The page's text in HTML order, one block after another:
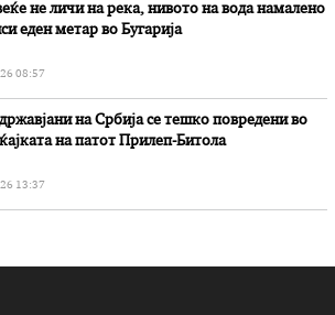
не личи на река, нивото на вода намалено
еден метар во Бугарија
08:57
на Србија се тешко повредени во
на патот Прилеп-Битола
13:37